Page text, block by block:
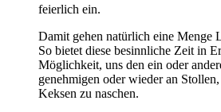
feierlich ein.
Damit gehen natürlich eine Menge
So bietet diese besinnliche Zeit in
Möglichkeit, uns den ein oder
genehmigen oder wieder an
Keksen zu naschen.